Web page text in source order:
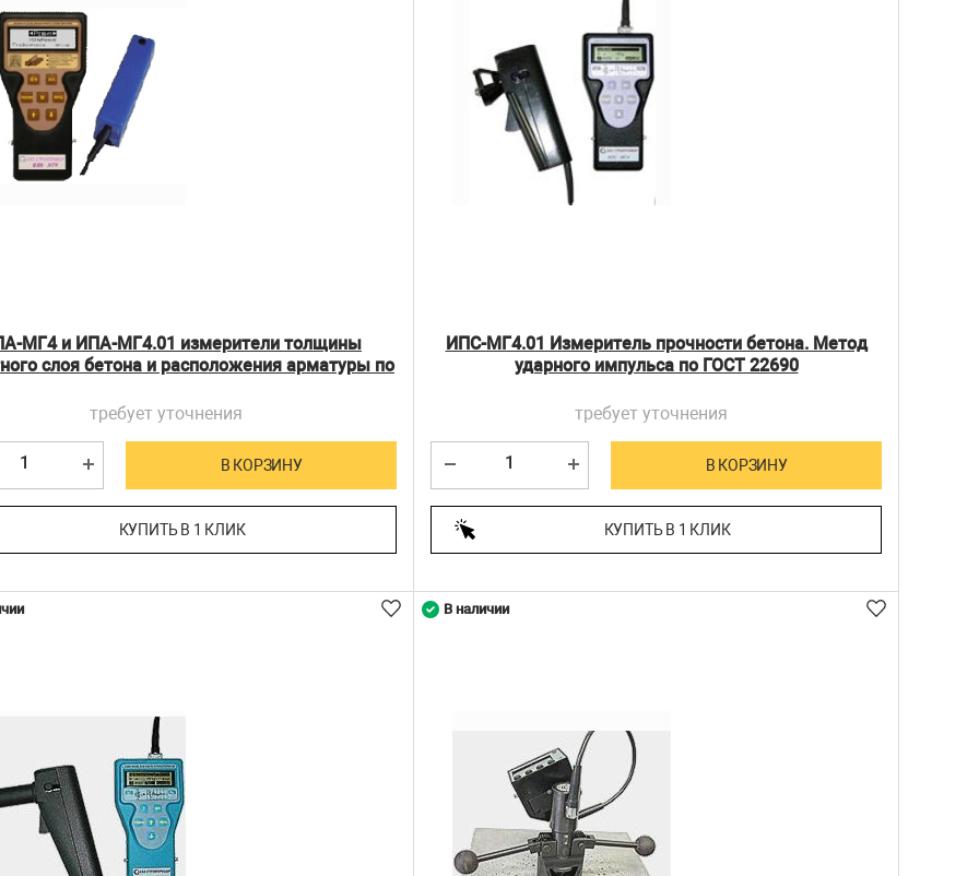
МГ4 и ИПА-МГ4.01 измерители толщины
слоя бетона и расположения арматуры по
требует уточнения
В КОРЗИНУ
КУПИТЬ В 1 КЛИК
ИПС-МГ4.01 Измеритель прочности бетона. Метод
ударного импульса по ГОСТ 22690
требует уточнения
В КОРЗИНУ
КУПИТЬ В 1 КЛИК
В наличии